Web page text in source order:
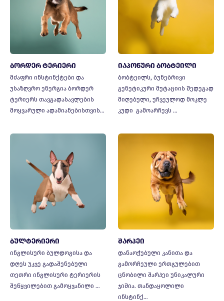
ბორდერ ტერიერი
მძაფრი ინსტინქტები და
უსაზღვრო ენერგია ბორდერ
ტერიერს თავგადასავლების
მოყვარული ადამიანებისთვის…
იაპონური ბობტეილი
ბობტეილს, ბუნებრივი
გენეტიკური მუტაციის შედეგად
მიღებული, უჩვეულოდ მოკლე
კუდი გამოარჩევს …
ბულტერიერი
ინგლისური ბულდოგისა და
დღეს უკვე გადაშენებული
თეთრი ინგლისური ტერიერის
შეწყვილებით გამოყვანილი …
შარპეი
დანაოჭებული კანითა და
გამორჩეული ერთგულებით
ცნობილი შარპეი უნიკალური
ჯიშია. თანდაყოლილი
ინსტინქ…